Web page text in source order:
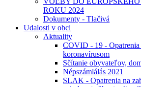
ROKU 2024
Dokumenty - Tlačivá
Udalosti v obci
Aktuality
COVID - 19 - Opatrenia
koronavírusom
Sčítanie obyvateľov,
Népszámlálás 2021
SLAK - Opatrenia na